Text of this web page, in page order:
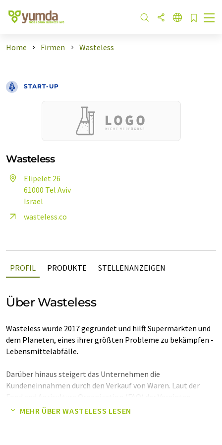
Home Firmen Wasteless
START-UP
Wasteless
Elipelet 26
61000 Tel Aviv
Israel
wasteless.co
PROFIL PRODUKTE STELLENANZEIGEN
Über Wasteless
Wasteless wurde 2017 gegründet und hilft Supermärkten und
dem Planeten, eines ihrer größten Probleme zu bekämpfen -
Lebensmittelabfälle.
Darüber hinaus steigert das Unternehmen die
Kundeneinnahmen durch den Verkauf von Waren. Laut der
Nationen kosten Lebensmittelverluste und -abfälle in den
MEHR ÜBER WASTELESS LESEN